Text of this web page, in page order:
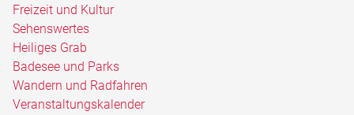
Freizeit und Kultur
Sehenswertes
Heiliges Grab
Badesee und Parks
Wandern und Radfahren
Veranstaltungskalender